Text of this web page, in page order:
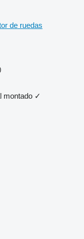
de ruedas
montado ✓